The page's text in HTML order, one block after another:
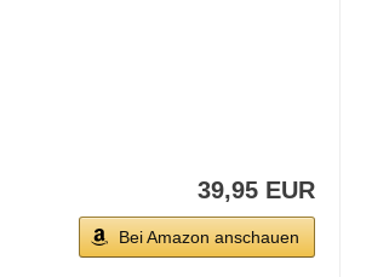
39,95 EUR
Bei Amazon anschauen